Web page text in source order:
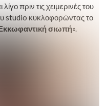
λίγο πριν τις χειμερινές του
studio κυκλοφορώντας το
σιωπή».